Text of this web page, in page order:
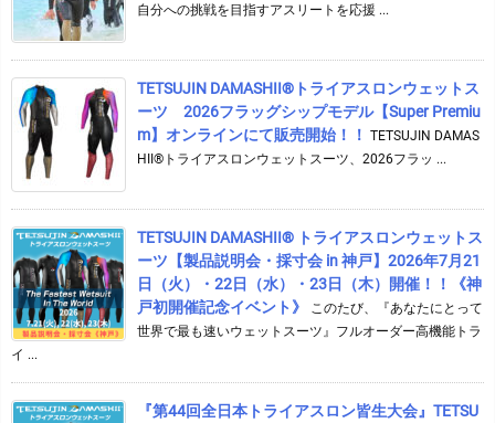
自分への挑戦を目指すアスリートを応援 ...
TETSUJIN DAMASHII®︎トライアスロンウェットス
ーツ 2026フラッグシップモデル【Super Premiu
m】オンラインにて販売開始！！ TETSUJIN DAMAS
HII®トライアスロンウェットスーツ、2026フラッ ...
TETSUJIN DAMASHII® トライアスロンウェットス
ーツ【製品説明会・採寸会 in 神戸】2026年7月21
日（火）・22日（水）・23日（木）開催！！《神
戸初開催記念イベント》
このたび、『あなたにとって
世界で最も速いウェットスーツ』フルオーダー高機能トラ
イ ...
『第44回全日本トライアスロン皆生大会』TETSU